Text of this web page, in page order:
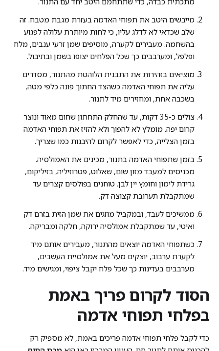
מייבשים היטב את תפוחי האדמה בעזרת מגבת מטבח. זה
שלב שכדאי לא לדלג עליו, כי לחות מיותרת עלולה לפגוע
בהשחמה. מעבירים לקערה, מוסיפים שמן זרעי ענבים, מלח
ופלפל, ומערבבים כך שכל הפלחים יצופו בשמן ובתיבול.
מוציאים בזהירות את התבנית הלוהטת מהתנור, מסדרים
עליה את תפוחי האדמה כשהצד החתוך פונה כלפי מטה,
בשכבה אחת, ומחזירים מיד לתנור.
צולים כ-35 דקות, עד שהחלק התחתון שחום מאוד ונוצר
קרום יפה. מומלץ לא להפוך ולא להזיז את תפוחי האדמה
בזמן הצלייה, כדי לאפשר לקרום להיבנות כמו שצריך.
בזמן שתפוחי האדמה בתנור, מכינים את האמולסיה.
מכניסים למעבד מזון שום, שאלוט, פטרוזיליה, בזיליקום,
גרידת לימון וחומץ יין לבן. טוחנים בפולסים קצרים עד
שמתקבלת תערובת קצוצה דק.
ממשיכים לעבד, ובמקביל מוזגים את שמן הזית בזרם דק
ואיטי, עד שמתקבלת אמולסיה ירוקה, חלקה ומבריקה.
כשתפוחי האדמה יוצאים מהתנור, מעבירים אותם מיד
לקערת ערבוב, יוצקים מעל את אמולסיית העשבים,
מערבבים בעדינות כך שכל פלח יקבל ציפוי, ומגישים מיד.
הסוד לקרום פריך באמת
בפלחי תפוחי אדמה
כדי לקבל פלחי תפוחי אדמה פריכים באמת, לא מספיק רק